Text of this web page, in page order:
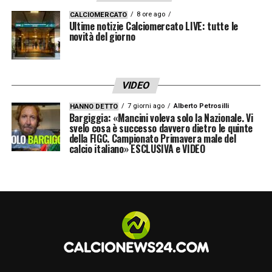
CALCIOMERCATO 8 ore ago
Ultime notizie Calciomercato LIVE: tutte le
novità del giorno
VIDEO
HANNO DETTO 7 giorni ago Alberto Petrosilli
Bargiggia: «Mancini voleva solo la Nazionale. Vi
svelo cosa è successo davvero dietro le quinte
della FIGC. Campionato Primavera male del
calcio italiano» ESCLUSIVA e VIDEO